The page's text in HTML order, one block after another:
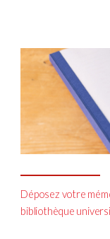
Déposez votre
bibliothèque